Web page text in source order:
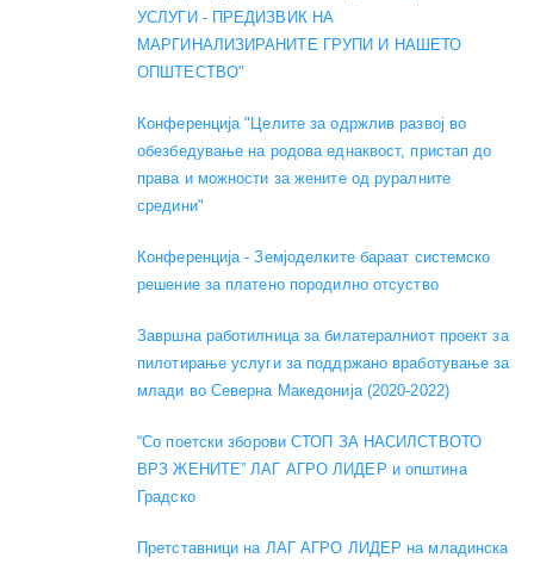
УСЛУГИ - ПРЕДИЗВИК НА
МАРГИНАЛИЗИРАНИТЕ ГРУПИ И НАШЕТО
ОПШТЕСТВО"
Конференција "Целите за одржлив развој во
обезбедување на родова еднаквост, пристап до
права и можности за жените од руралните
средини"
Конференција - Земјоделките бараат системско
решение за платено породилно отсуство
Завршна работилница за билатералниот проект за
пилотирање услуги за поддржано вработување за
млади во Северна Македонија (2020-2022)
“Со поетски зборови СТОП ЗА НАСИЛСТВОТО
ВРЗ ЖЕНИТЕ” ЛАГ АГРО ЛИДЕР и општина
Градско
Претставници на ЛАГ АГРО ЛИДЕР на младинска